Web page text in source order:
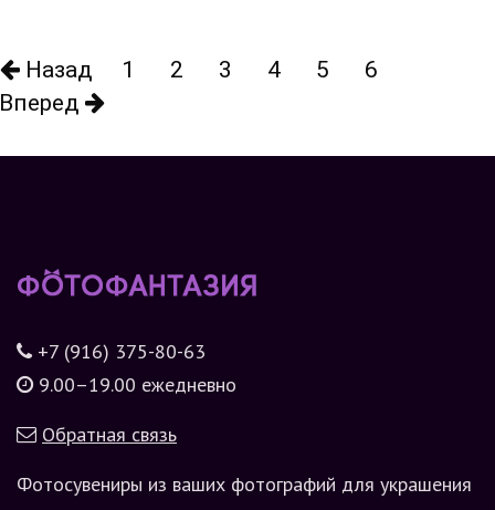
Назад 1 2 3 4 5
6
Вперед
+7 (916) 375-80-63
9.00–19.00 ежедневно
Обратная связь
Фотосувениры из ваших фотографий для украшения